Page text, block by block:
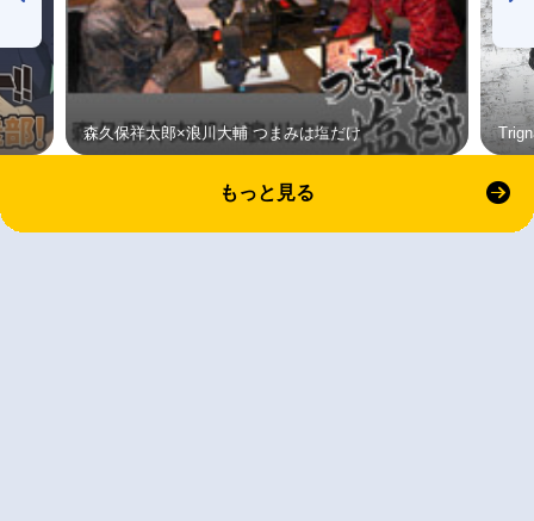
森久保祥太郎×浪川大輔 つまみは塩だけ
もっと見る